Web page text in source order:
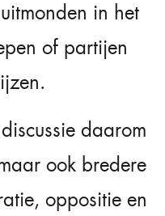
in het
of partijen
daarom
ook bredere
oppositie en